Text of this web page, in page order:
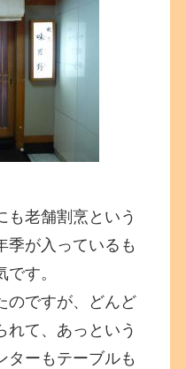
も老舗割烹という
季が入っているも
す。
のですが、どんど
れて、あっという
ターもテーブルも